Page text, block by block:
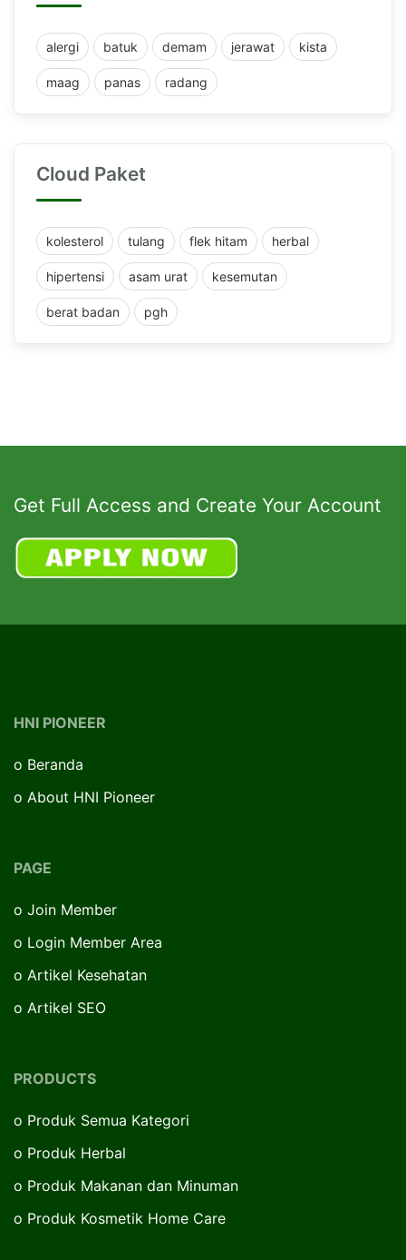
alergi batuk demam jerawat kista
maag panas radang
Cloud Paket
kolesterol tulang flek hitam herbal
hipertensi asam urat kesemutan
berat badan pgh
Get Full Access and Create Your Account
HNI PIONEER
o Beranda
o About HNI Pioneer
PAGE
o Join Member
o Login Member Area
o Artikel Kesehatan
o Artikel SEO
PRODUCTS
o Produk Semua Kategori
o Produk Herbal
o Produk Makanan dan Minuman
o Produk Kosmetik Home Care